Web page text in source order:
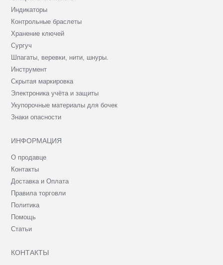
Индикаторы
Контрольные браслеты
Хранение ключей
Сургуч
Шпагаты, веревки, нити, шнуры.
Инструмент
Скрытая маркировка
Электроника учёта и защиты
Укупорочные материалы для бочек
Знаки опасности
ИНФОРМАЦИЯ
О продавце
Контакты
Доставка и Оплата
Правила торговли
Политика
Помощь
Статьи
КОНТАКТЫ